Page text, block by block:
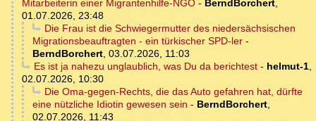
Mitarbeiterin einer Migrantenhilfe-NGO - BerndBorchert,
01.07.2026, 23:48
Die Frau ist die Schwiegermutter des niedersächsischen
Migrationsbeauftragten - ein türkischer SPD-ler -
BerndBorchert, 03.07.2026, 11:03
Es ist ja nahezu unglaublich, was Du da berichtest- helmut-1,
02.07.2026, 10:30
Die Oma-gegen-Rechts, die das Auto gefahren hat, dürfte
eine nützliche Idiotin gewesen sein - BerndBorchert,
02.07.2026, 11:43